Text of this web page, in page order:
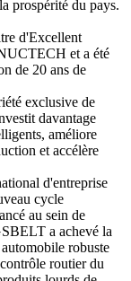
prospérité du pays.
d'Excellent
et a été
de 20 ans de
exclusive de
davantage
améliore
et accélère
d'entreprise
cycle
au sein de
a achevé la
robuste
routier du